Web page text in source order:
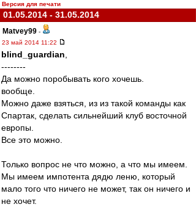
Версия для печати
01.05.2014 - 31.05.2014
Matvey99 -
23 май 2014 11:22
blind_guardian
--------
Да можно поробывать кого хочешь.
вообще.
Можно даже взяться, из из такой команды как
Спартак, сделать сильнейший клуб восточной
европы.
Все это можно.
Только вопрос не что можно, а что мы имеем.
Мы имеем импотента дядю леню, который
мало того что ничего не может, так он ничего и
не хочет.